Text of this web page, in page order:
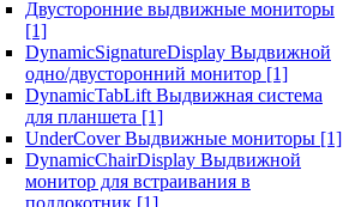
Двусторонние выдвижные мониторы
[1]
DynamicSignatureDisplay Выдвижной
одно/двусторонний монитор [1]
DynamicTabLift Выдвижная система
для планшета [1]
UnderCover Выдвижные мониторы [1]
DynamicChairDisplay Выдвижной
монитор для встраивания в
подлокотник [1]